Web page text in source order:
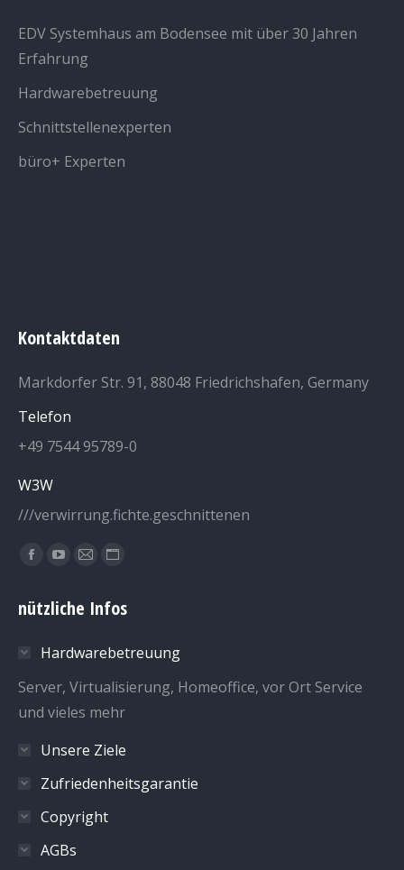
EDV Systemhaus am Bodensee mit über 30 Jahren
Erfahrung
Hardwarebetreuung
Schnittstellenexperten
büro+ Experten
Kontaktdaten
Markdorfer Str. 91, 88048 Friedrichshafen, Germany
Telefon
+49 7544 95789-0
W3W
///verwirrung.fichte.geschnittenen
Finden Sie uns auf:
Facebook
opens
new
window
YouTube
opens
new
window
E-
page
in
new
window
Website
opens
new
window
nützliche Infos
Hardwarebetreuung
Server, Virtualisierung, Homeoffice, vor Ort Service
und vieles mehr
Unsere Ziele
Zufriedenheitsgarantie
Copyright
AGBs